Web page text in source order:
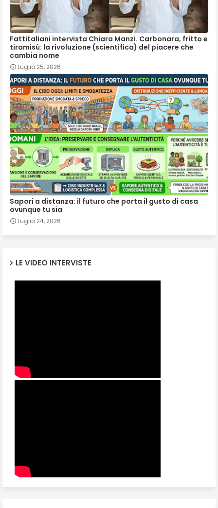
Fattitaliani intervista Chiara Manzi. Carbonara, fritto e
tiramisù: la rivoluzione (scientifica) del piacere che
cambia nome
Luglio 25, 2026
Sapori a distanza: il futuro che porta il gusto di casa
ovunque tu sia
Luglio 24, 2026
LE VIDEO INTERVISTE